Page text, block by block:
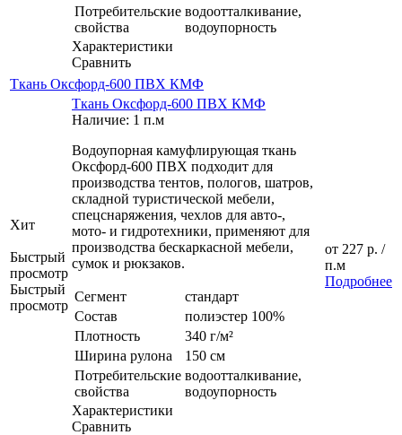
Потребительские
свойства
водоотталкивание,
водоупорность
Характеристики
Сравнить
Ткань Оксфорд-600 ПВХ КМФ
Хит
Быстрый
просмотр
Быстрый
просмотр
Ткань Оксфорд-600 ПВХ КМФ
Наличие: 1 п.м
Водоупорная камуфлирующая ткань
Оксфорд-600 ПВХ подходит для
производства тентов, пологов, шатров,
складной туристической мебели,
спецснаряжения, чехлов для авто-,
мото- и гидротехники, применяют для
производства бескаркасной мебели,
сумок и рюкзаков.
Сегмент
стандарт
Состав
полиэстер 100%
Плотность
340 г/м²
Ширина рулона
150 см
Потребительские
свойства
водоотталкивание,
водоупорность
Характеристики
Сравнить
от 227 р. /
п.м
Подробнее